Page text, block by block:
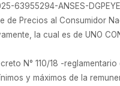
63955294-ANSES-
Precios al Consumidor
la cual es de UNO
N° 110/18 -reglamentario
y máximos de la